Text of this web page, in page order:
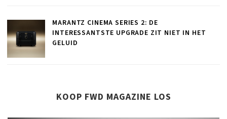
MARANTZ CINEMA SERIES 2: DE
INTERESSANTSTE UPGRADE ZIT NIET IN HET
GELUID
KOOP FWD MAGAZINE LOS